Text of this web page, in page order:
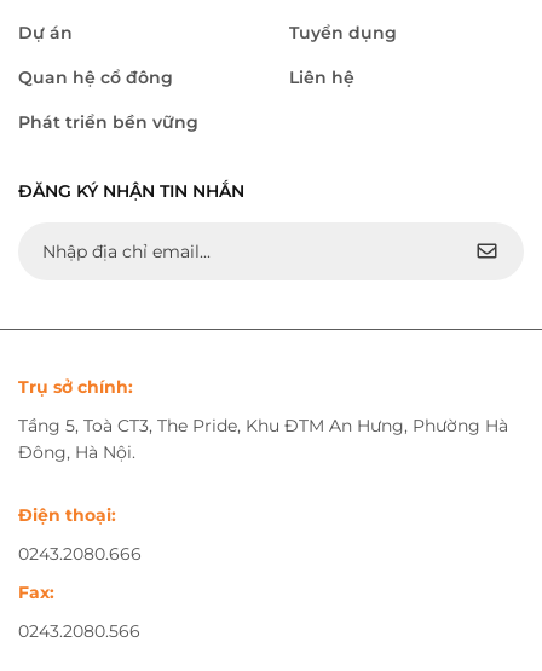
Dự án
Quan hệ cổ đông
Phát triển bền vững
Tuyển dụng
Liên hệ
ĐĂNG KÝ NHẬN TIN NHẮN
Trụ sở chính:
Tầng 5, Toà CT3, The Pride, Khu ĐTM An Hưng, Phường Hà
Đông, Hà Nội.
Điện thoại:
0243.2080.666
Fax:
0243.2080.566